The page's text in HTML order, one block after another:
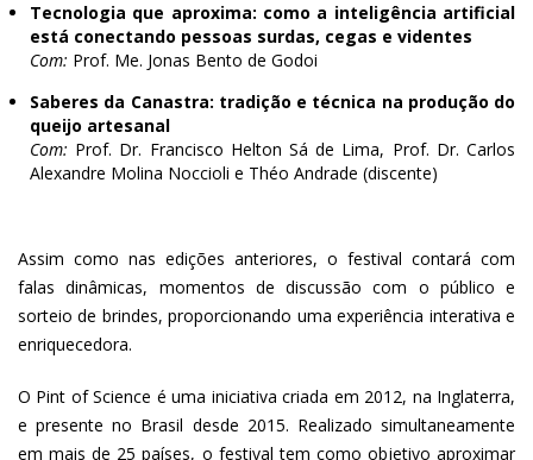
Tecnologia que aproxima: como a inteligência artificial
está conectando pessoas surdas, cegas e videntes
Com: Prof. Me. Jonas Bento de Godoi
Saberes da Canastra: tradição e técnica na produção do
queijo artesanal
Com: Prof. Dr. Francisco Helton Sá de Lima, Prof. Dr. Carlos
Alexandre Molina Noccioli e Théo Andrade (discente)
Assim como nas edições anteriores, o festival contará com
falas dinâmicas, momentos de discussão com o público e
sorteio de brindes, proporcionando uma experiência interativa e
enriquecedora.
O Pint of Science é uma iniciativa criada em 2012, na Inglaterra,
e presente no Brasil desde 2015. Realizado simultaneamente
em mais de 25 países, o festival tem como objetivo aproximar